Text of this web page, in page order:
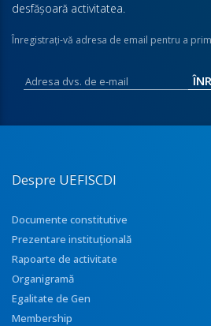
desfăşoară activitatea.
Înregistraţi-vă adresa de email pentru a
Despre UEFISCDI
Documente constitutive
Prezentare instituţională
Rapoarte de activitate
Organigramă
Egalitate de Gen
Membership